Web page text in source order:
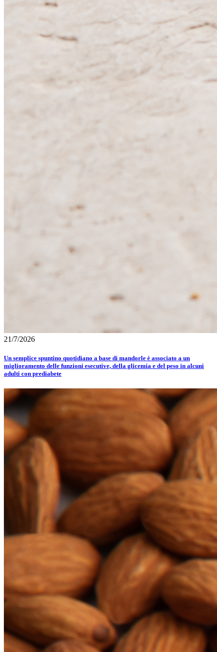
21/7/2026
Un semplice spuntino quotidiano a base di mandorle è associato a un
miglioramento delle funzioni esecutive, della glicemia e del peso in alcuni
adulti con prediabete